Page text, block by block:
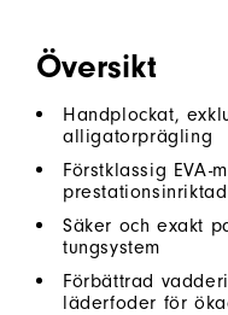
Översikt
Handplockat,
alligatorprägling
Förstklassig EVA-
Säker och exakt
tungsystem
Förbättrad
läderfoder för